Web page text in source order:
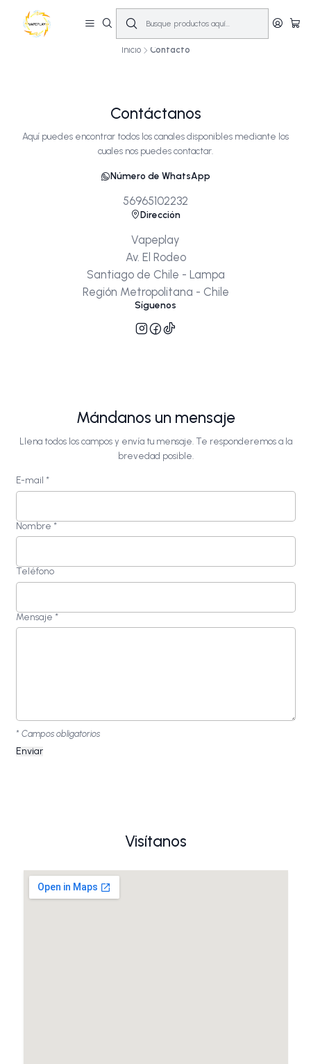
10% OFF primera compra! | Compra antes de las 14:00 y recíbelo el mismo
día en Santiago (Lun–Sáb)🚚💨
Inicio Contacto
Contáctanos
Aquí puedes encontrar todos los canales disponibles mediante los
cuales nos puedes contactar.
Número de WhatsApp
56965102232
Dirección
Vapeplay
Av. El Rodeo
Santiago de Chile - Lampa
Región Metropolitana - Chile
Síguenos
Mándanos un mensaje
Llena todos los campos y envía tu mensaje. Te responderemos a la
brevedad posible.
E-mail *
Nombre *
Teléfono
Mensaje *
* Campos obligatorios
Visítanos